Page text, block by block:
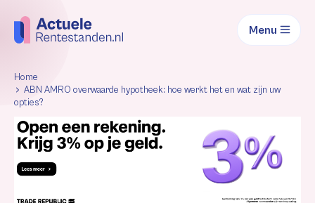
Menu
Home
ABN AMRO overwaarde hypotheek: hoe werkt het en wat zijn uw
opties?